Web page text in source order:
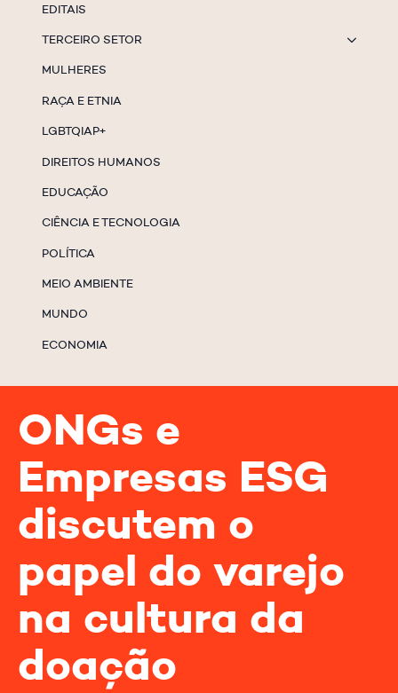
EDITAIS
TERCEIRO SETOR
MULHERES
RAÇA E ETNIA
LGBTQIAP+
DIREITOS HUMANOS
EDUCAÇÃO
CIÊNCIA E TECNOLOGIA
POLÍTICA
MEIO AMBIENTE
MUNDO
ECONOMIA
ONGs e
Empresas ESG
discutem o
papel do varejo
na cultura da
doação